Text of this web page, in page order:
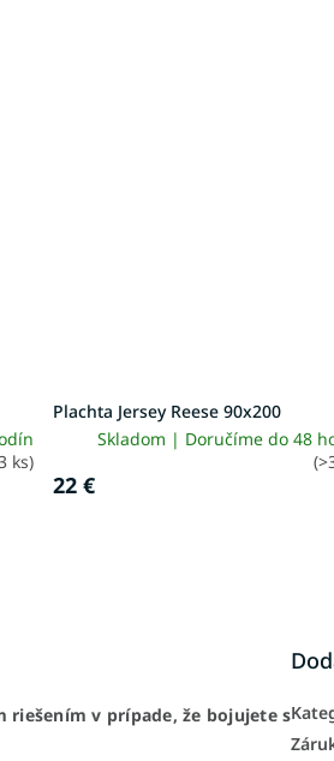
ks)
Plachta Jersey Reese 90x200
Skladom | Doručíme do 48
22 €
riešením v prípade, že bojujete s